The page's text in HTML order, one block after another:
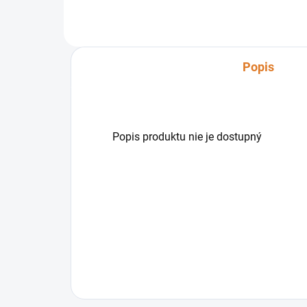
Popis
Popis produktu nie je dostupný